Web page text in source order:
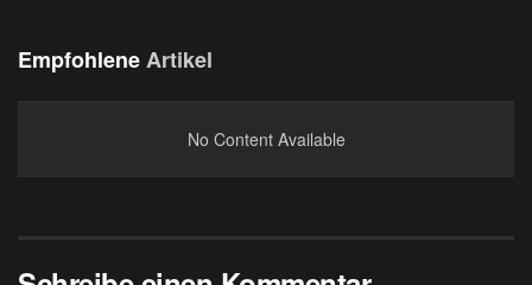
EmpfohleneArtikel
No Content Available